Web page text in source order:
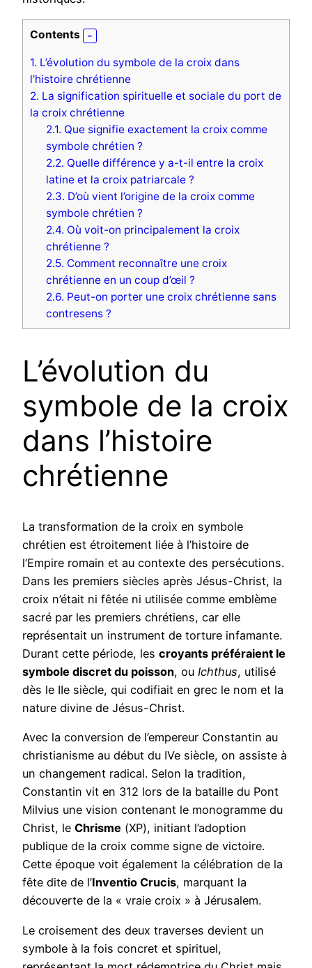
Contents
1. L’évolution du symbole de la croix dans
l’histoire chrétienne
2. La signification spirituelle et sociale du port de
la croix chrétienne
2.1. Que signifie exactement la croix comme
symbole chrétien ?
2.2. Quelle différence y a-t-il entre la croix
latine et la croix patriarcale ?
2.3. D’où vient l’origine de la croix comme
symbole chrétien ?
2.4. Où voit-on principalement la croix
chrétienne ?
2.5. Comment reconnaître une croix
chrétienne en un coup d’œil ?
2.6. Peut-on porter une croix chrétienne sans
contresens ?
L’évolution du
symbole de la croix
dans l’histoire
chrétienne
La transformation de la croix en symbole
chrétien est étroitement liée à l’histoire de
l’Empire romain et au contexte des persécutions.
Dans les premiers siècles après Jésus-Christ, la
croix n’était ni fêtée ni utilisée comme emblème
sacré par les premiers chrétiens, car elle
représentait un instrument de torture infamante.
Durant cette période, les croyants préféraient le
symbole discret du poisson, ou Ichthus, utilisé
dès le IIe siècle, qui codifiait en grec le nom et la
nature divine de Jésus-Christ.
Avec la conversion de l’empereur Constantin au
christianisme au début du IVe siècle, on assiste à
un changement radical. Selon la tradition,
Constantin vit en 312 lors de la bataille du Pont
Milvius une vision contenant le monogramme du
Christ, le Chrisme (ΧΡ), initiant l’adoption
publique de la croix comme signe de victoire.
Cette époque voit également la célébration de la
fête dite de l’Inventio Crucis, marquant la
découverte de la « vraie croix » à Jérusalem.
Le croisement des deux traverses devient un
symbole à la fois concret et spirituel,